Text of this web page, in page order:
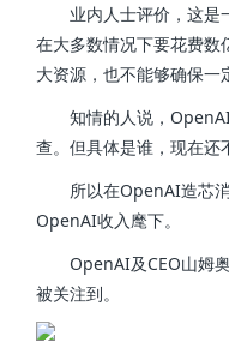
业内人士评价，这是
在大多数情况下要花费
大资源，也不能够确保一
知情的人说，OpenAI
查。但具体是谁，现在还
所以在OpenAI造芯消
OpenAI收入麾下。
OpenAI及CEO山姆奥
被关注到。